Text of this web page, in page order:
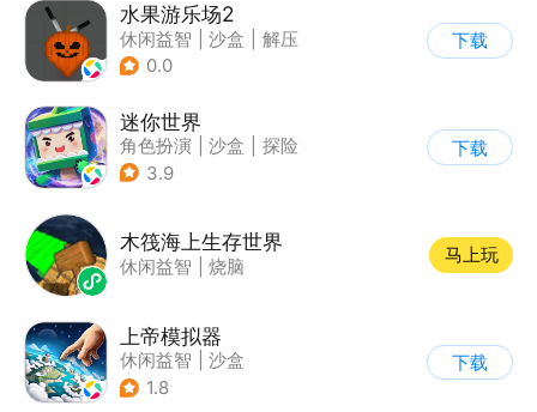
水果游乐场2
休闲益智 沙盒
解压
| 脑洞
0.0
下载
迷你世界
角色扮演 沙盒
探险
| 我的世界
3.9
下载
木筏海上生存世界
休闲益智 烧脑
马上玩
上帝模拟器
休闲益智
沙盒
| 建造模拟
1.8
下载